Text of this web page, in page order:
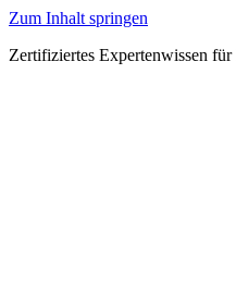
Zum Inhalt springen
Zertifiziertes Expertenwissen